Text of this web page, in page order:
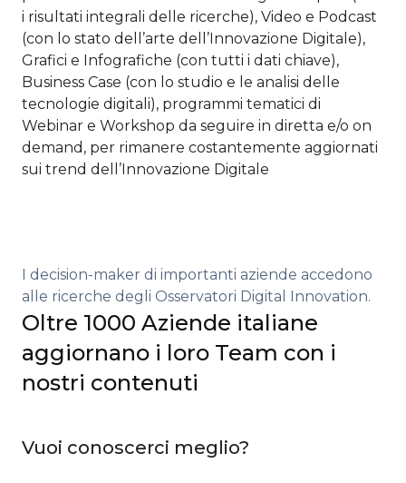
i risultati integrali delle ricerche), Video e Podcast
(con lo stato dell’arte dell’Innovazione Digitale),
Grafici e Infografiche (con tutti i dati chiave),
Business Case (con lo studio e le analisi delle
tecnologie digitali), programmi tematici di
Webinar e Workshop da seguire in diretta e/o on
demand, per rimanere costantemente aggiornati
sui trend dell’Innovazione Digitale
I decision-maker di importanti aziende accedono
alle ricerche degli Osservatori Digital Innovation.
Oltre 1000 Aziende italiane
aggiornano i loro Team con i
nostri contenuti
Vuoi conoscerci meglio?